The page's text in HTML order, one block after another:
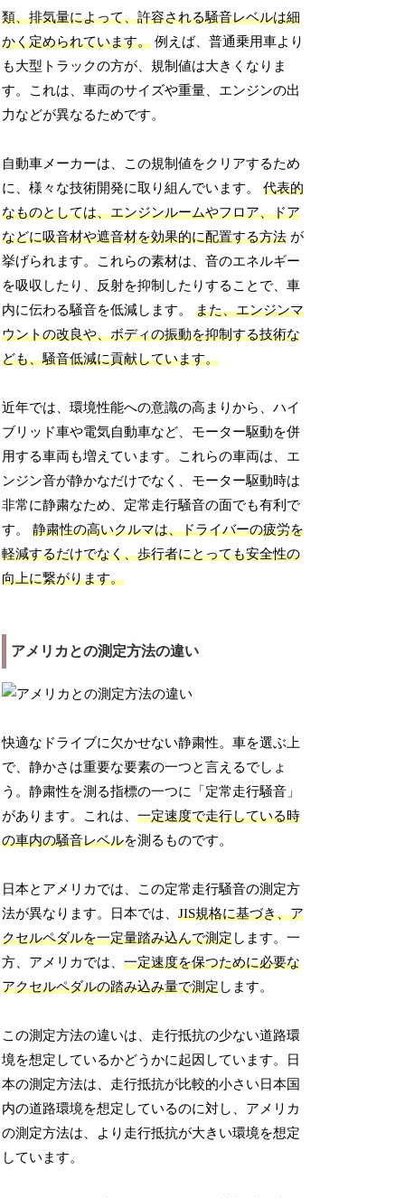
類、排気量によって、許容される騒音レベルは細
かく定められています。 例えば、普通乗用車より
も大型トラックの方が、規制値は大きくなりま
す。これは、車両のサイズや重量、エンジンの出
力などが異なるためです。
自動車メーカーは、この規制値をクリアするため
に、様々な技術開発に取り組んでいます。代表的
なものとしては、エンジンルームやフロア、ドア
などに吸音材や遮音材を効果的に配置する方法 が
挙げられます。これらの素材は、音のエネルギー
を吸収したり、反射を抑制したりすることで、車
内に伝わる騒音を低減します。また、エンジンマ
ウントの改良や、ボディの振動を抑制する技術な
ども、騒音低減に貢献しています。
近年では、環境性能への意識の高まりから、ハイ
ブリッド車や電気自動車など、モーター駆動を併
用する車両も増えています。これらの車両は、エ
ンジン音が静かなだけでなく、モーター駆動時は
非常に静粛なため、定常走行騒音の面でも有利で
す。静粛性の高いクルマは、ドライバーの疲労を
軽減するだけでなく、歩行者にとっても安全性の
向上に繋がります。
アメリカとの測定方法の違い
快適なドライブに欠かせない静粛性。車を選ぶ上
で、静かさは重要な要素の一つと言えるでしょ
う。静粛性を測る指標の一つに「定常走行騒音」
があります。これは、一定速度で走行している時
の車内の騒音レベルを測るものです。
日本とアメリカでは、この定常走行騒音の測定方
法が異なります。日本では、JIS規格に基づき、ア
クセルペダルを一定量踏み込んで測定します。一
方、アメリカでは、一定速度を保つために必要な
アクセルペダルの踏み込み量で測定します。
この測定方法の違いは、走行抵抗の少ない道路環
境を想定しているかどうかに起因しています。日
本の測定方法は、走行抵抗が比較的小さい日本国
内の道路環境を想定しているのに対し、アメリカ
の測定方法は、より走行抵抗が大きい環境を想定
しています。